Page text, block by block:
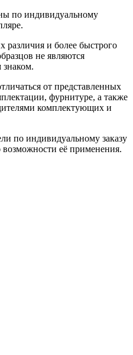
по индивидуальному
различия и более быстрого
не являются
от представленных
фурнитуре, а также
комплектующих и
по индивидуальному заказу
её применения.